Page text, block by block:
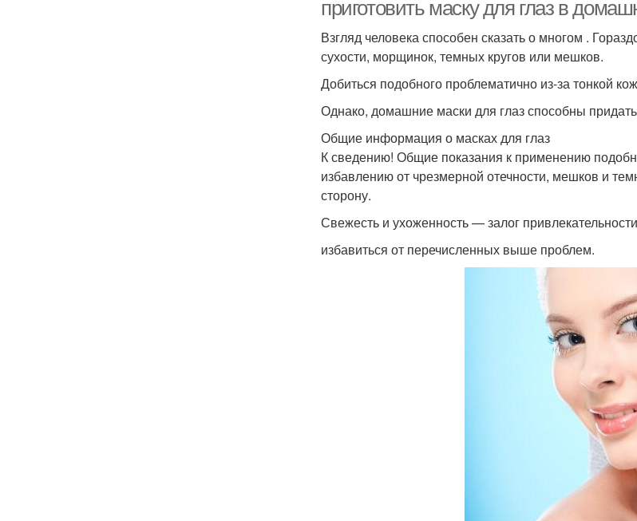
приготовить маску для глаз в
Взгляд человека способен сказать о многом .
сухости, морщинок, темных кругов или мешков.
Добиться подобного проблематично из-за тонкой
Однако, домашние маски для глаз способны
Общие информация о масках для глаз
К сведению! Общие показания к применению
избавлению от чрезмерной отечности, мешков и
сторону.
Свежесть и ухоженность — залог
избавиться от перечисленных выше проблем.